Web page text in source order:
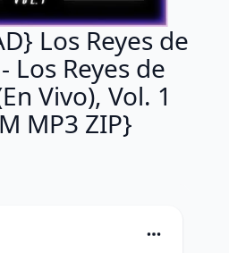
Los Reyes de
Los Reyes de
Vivo), Vol. 1
MP3 ZIP}